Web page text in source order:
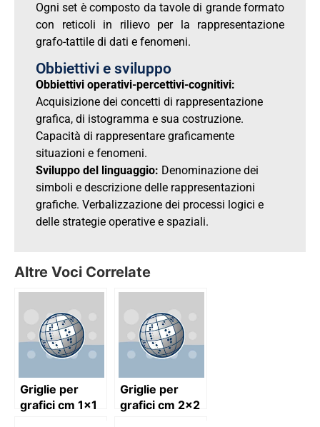
Ogni set è composto da tavole di grande formato
con reticoli in rilievo per la rappresentazione
grafo-tattile di dati e fenomeni.
Obbiettivi e sviluppo
Obbiettivi operativi-percettivi-cognitivi:
Acquisizione dei concetti di rappresentazione
grafica, di istogramma e sua costruzione.
Capacità di rappresentare graficamente
situazioni e fenomeni.
Sviluppo del linguaggio: Denominazione dei
simboli e descrizione delle rappresentazioni
grafiche. Verbalizzazione dei processi logici e
delle strategie operative e spaziali.
Altre Voci Correlate
Griglie per
grafici cm 1×1
Griglie per
grafici cm 2×2